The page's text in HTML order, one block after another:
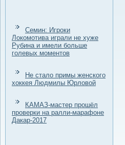
Семин: Игроки
Локомотива играли не хуже
Рубина и имели больше
голевых моментов
Не стало примы женского
хоккея Людмилы Юрловой
КАМАЗ-мастер прошёл
проверки на ралли-марафоне
Дакар-2017